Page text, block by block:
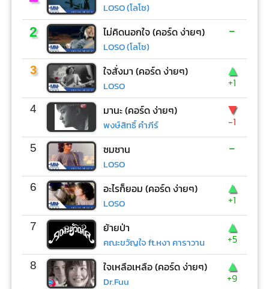
LOSO (โลโซ)
2 ไม่คิดนอกใจ (คอร์ด ง่ายๆ)
LOSO (โลโซ)
-
3 ใจสั่งมา (คอร์ด ง่ายๆ)
LOSO
▲
+1
4 มานะ (คอร์ด ง่ายๆ)
พงษ์สิทธิ์ คำภีร์
▼
-1
5 ซมซาน
LOSO
-
6 อะไรก็ยอม (คอร์ด ง่ายๆ)
LOSO
▲
+1
7 ย้ายป่า
คณะขวัญใจ ft.หงา คาราวาน
▲
+5
8 ใจเหลือเหลือ (คอร์ด ง่ายๆ)
Dr.Fuu
▲
+9